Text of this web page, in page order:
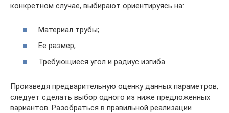
конкретном случае, выбирают ориентируясь на:
Материал трубы;
Ее размер;
Требующиеся угол и радиус изгиба.
Произведя предварительную оценку данных параметров,
следует сделать выбор одного из ниже предложенных
вариантов. Разобраться в правильной реализации